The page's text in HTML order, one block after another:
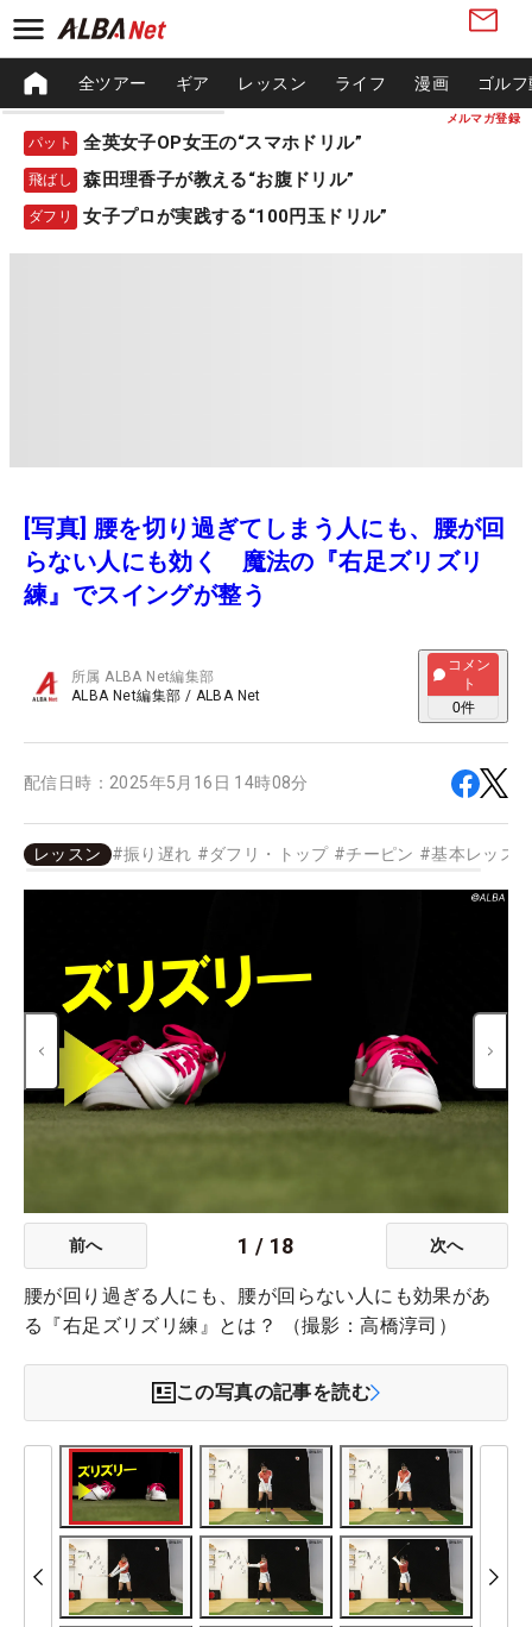
メルマガ登録
全ツアー ギア レッスン ライフ 漫画 ゴル
パット 全英女子OP女王の“スマホドリル”
飛ばし 森田理香子が教える“お腹ドリル”
ダフリ 女子プロが実践する“100円玉ドリル”
[写真] 腰を切り過ぎてしまう人にも、腰が回
らない人にも効く 魔法の『右足ズリズリ
練』でスイングが整う
所属ALBA Net編集部
ALBA Net編集部 / ALBA Net
コメン
ト
0件
配信日時： 2025年5月16日 14時08分
レッスン #振り遅れ #ダフリ・トップ #チーピン #基本レッス
前へ 1 / 18 次へ
腰が回り過ぎる人にも、腰が回らない人にも効果があ
る『右足ズリズリ練』とは？ （撮影：高橋淳司）
この写真の記事を読む